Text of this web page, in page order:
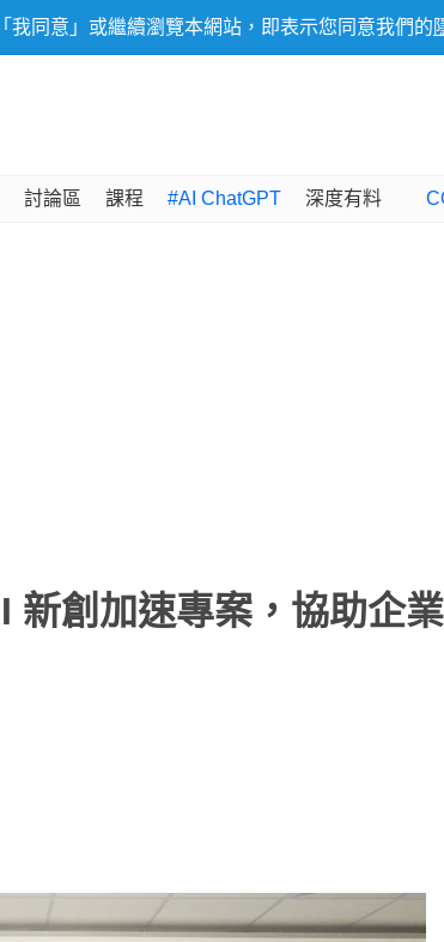
同意」或繼續瀏覽本網站，即表示您同意我們的
討論區 課程 #AI ChatGPT 深度有料
新創加速專案，協助企